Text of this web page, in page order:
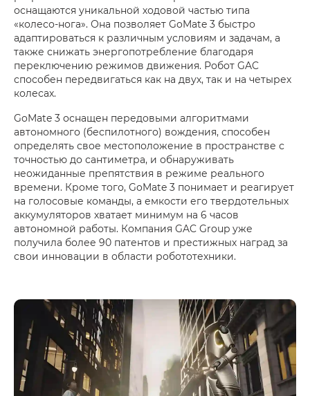
оснащаются уникальной ходовой частью типа
«колесо-нога». Она позволяет GoMate 3 быстро
адаптироваться к различным условиям и задачам, а
также снижать энергопотребление благодаря
переключению режимов движения. Робот GAC
способен передвигаться как на двух, так и на четырех
колесах.
GoMate 3 оснащен передовыми алгоритмами
автономного (беспилотного) вождения, способен
определять свое местоположение в пространстве с
точностью до сантиметра, и обнаруживать
неожиданные препятствия в режиме реального
времени. Кроме того, GoMate 3 понимает и реагирует
на голосовые команды, а емкости его твердотельных
аккумуляторов хватает минимум на 6 часов
автономной работы. Компания GAC Group уже
получила более 90 патентов и престижных наград за
свои инновации в области робототехники.